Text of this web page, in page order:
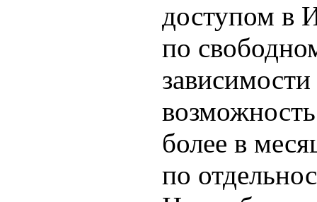
доступом в
по
более в
по